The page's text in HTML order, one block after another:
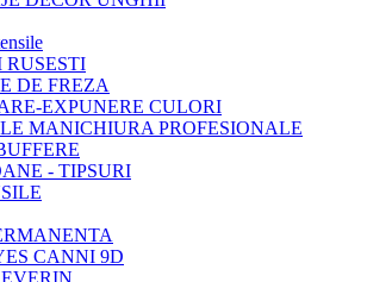
RUSESTI
DE FREZA
EXPUNERE CULORI
MANICHIURA PROFESIONALE
- TIPSURI
CANNI 9D